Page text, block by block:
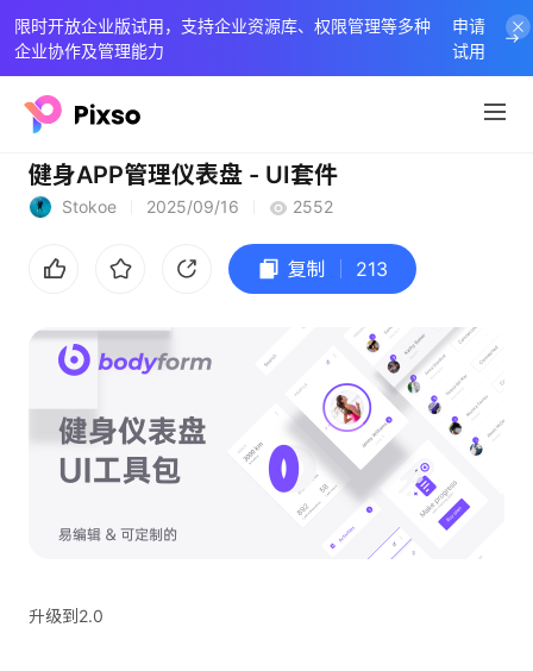
限时开放企业版试用，支持企业资源库、权限管理等多种
企业协作及管理能力
申请
试用
健身APP管理仪表盘 - UI套件
Stokoe 2025/09/16 2552
复制 213
升级到2.0